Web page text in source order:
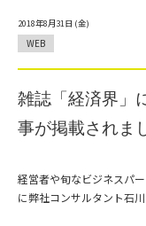
2018年8月31日 (金)
WEB
雑誌「経済界」
事が掲載されま
経営者や旬なビジネスパ
に弊社コンサルタント石